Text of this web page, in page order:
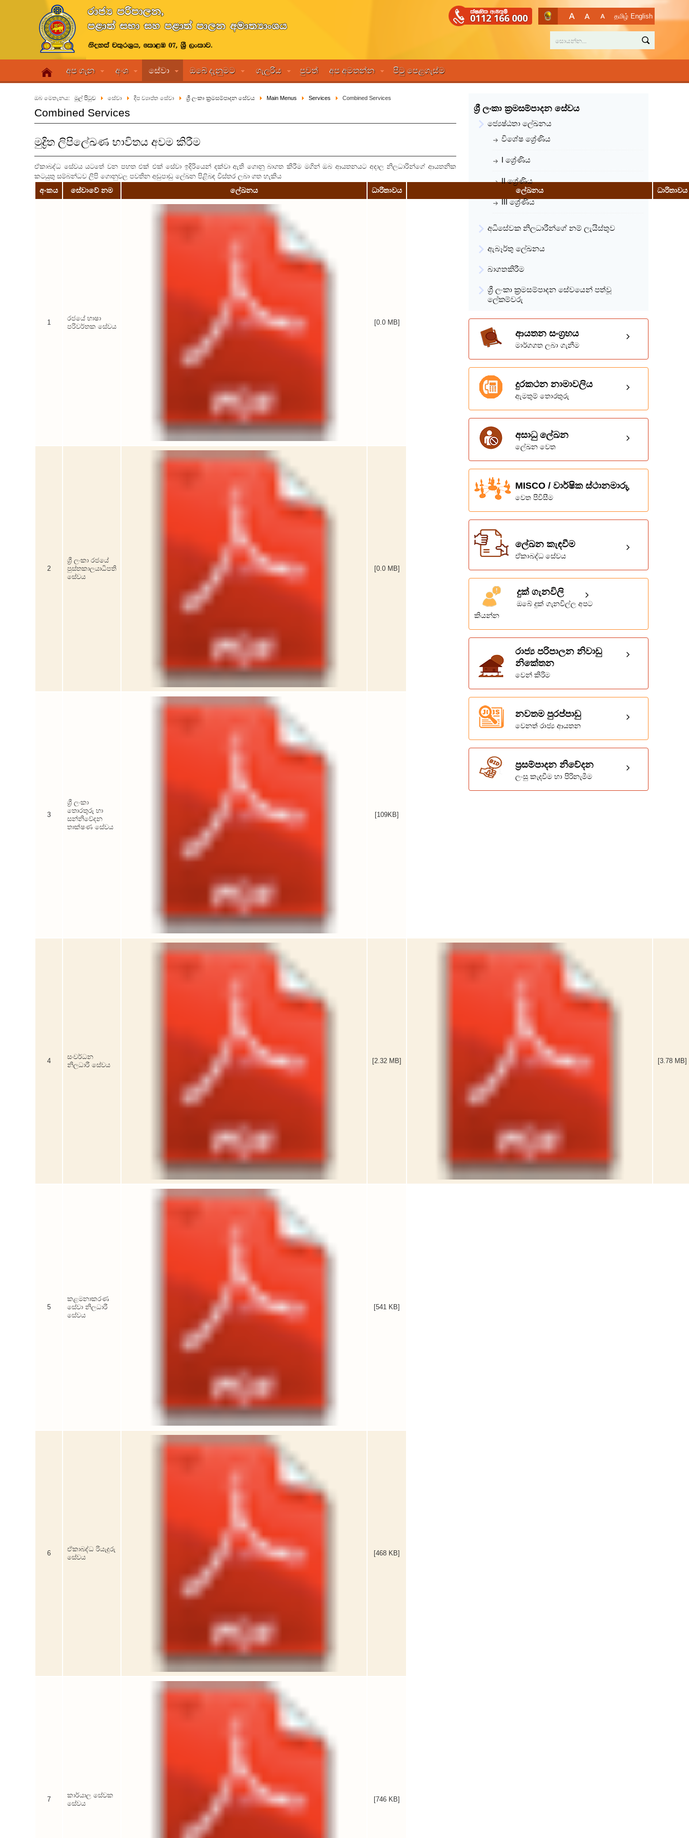
தமிழ் English
අප ගැන අංශ සේවා ඔබේ දැනුමට ගැලරිය පුවත් අප අමතන්න පිටු පෙළගැස්ම
ඔබ මෙතැනය: මුල් පිටුව සේවා දීප ව්‍යාප්ත සේවා ශ්‍රී ලංකා ක්‍රමසම්පාදන සේවය Main Menus Services Combined Services
Combined Services
මුද්‍රිත ලිපිලේඛණ භාවිතය අවම කිරීම
ඒකාබද්ධ සේවය යටතේ වන පහත එක් එක් සේවා ඉදිරියෙන් දක්වා ඇති ගොනු බාගත කිරීම මගින් ඔබ ආයතනයට අදාල නිලධාරින්ගේ ආයතනික
කටයුතු සම්බන්ධව ලිපි ගොනුවල පවතින අඩුපාඩු ලේඛන පිළිබඳ විස්තර ලබා ගත හැකිය
අංකය සේවාවේ නම ලේඛනය ධාරිතාවය ලේඛනය ධාරිතාවය
1
රජයේ භාෂා
පරිවර්තක සේවය
[0.0 MB]
2
ශ්‍රී ලංකා රජයේ
පුස්තකාලයාධිපති
සේවය
[0.0 MB]
3
ශ්‍රී ලංකා
තොරතුරු හා
සන්නිවේදන
තාක්ෂණ සේවය
[109KB]
4
සංවර්ධන
නිලධාරී සේවය
[2.32 MB] [3.78 MB]
5
කළමනාකරණ
සේවා නිලධාරී
සේවය
[541 KB]
6
ඒකාබද්ධ රියැදුරු
සේවය
[468 KB]
7
කාර්යාල සේවක
සේවය
[746 KB]
ශ්‍රී ලංකා ක්‍රමසම්පාදන සේවය
ජ්‍යෙෂ්ඨතා ලේඛනය
විශේෂ ශ්‍රේණිය
I ශ්‍රේණිය
II ශ්‍රේණිය
III ශ්‍රේණිය
අධිසේවක නිලධාරීන්ගේ නම් ලැයිස්තුව
ඇබෑර්තු ලේඛනය
බාගතකිරීම
ශ්‍රී ලංකා ක්‍රමසම්පාදන සේවයෙන් පත්වූ
ලේකම්වරු
ආයතන සංග්‍රහය
මාර්ගගත ලබා ගැනීම
දුරකථන නාමාවලිය
ඇමතුම් තොරතුරු
අසාධු ලේඛන
ලේඛන වෙත
MISCO / වාර්ෂික ස්ථානමාරු
වෙත පිවිසීම
ලේඛන කැඳවීම
ඒකාබද්ධ සේවය
දුක් ගැනවිලි
ඔබේ දුක් ගැනවිල්ල අපට
කියන්න
රාජ්‍ය පරිපාලන නිවාඩු
නිකේතන
වෙන් කිරිම
නවතම පුරප්පාඩු
වෙනත් රාජ්‍ය ආයතන
ප්‍රසම්පාදන නිවේදන
ලංසු කැදවීම හා පිරිනැමීම